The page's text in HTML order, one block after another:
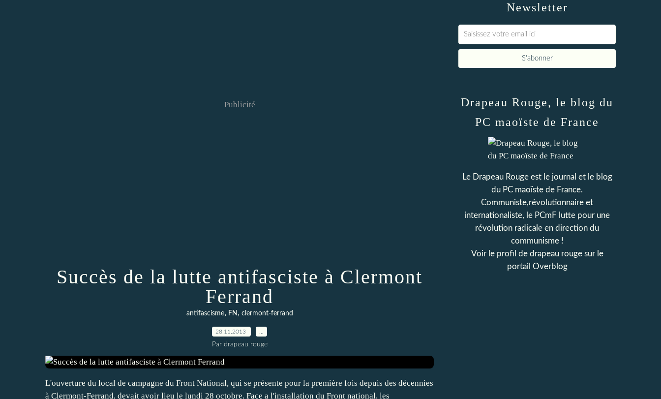
Publicité
Succès de la lutte antifasciste à Clermont
Ferrand
antifascisme, FN , clermont-ferrand
28.11.2013
Par drapeau rouge
L'ouverture du local de campagne du Front National, qui se présente pour la première fois depuis des décennies
à Clermont-Ferrand, devait avoir lieu le lundi 28 octobre. Face a l'installation du Front national, les
Newsletter
Drapeau Rouge, le blog du
PC maoïste de France
Le Drapeau Rouge est le journal et le blog
du PC maoïste de France.
Communiste,révolutionnaire et
internationaliste, le PCmF lutte pour une
révolution radicale en direction du
communisme !
Voir le profil de drapeau rougesur le
portail Overblog